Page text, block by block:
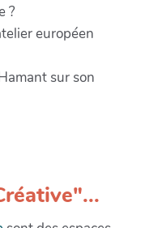
?
européen
sur son